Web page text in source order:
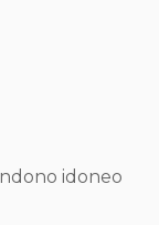
idoneo